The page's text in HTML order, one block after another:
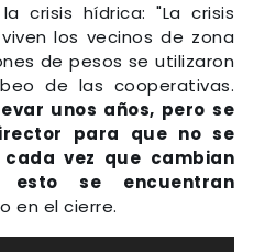
crisis hídrica: "La crisis
los vecinos de zona
de pesos se utilizaron
de las cooperativas.
unos años, pero se
para que no se
vez que cambian
esto se encuentran
en el cierre.